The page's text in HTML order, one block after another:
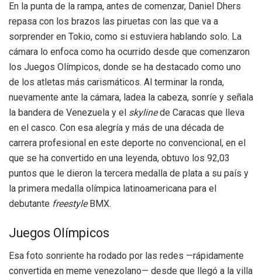
En la punta de la rampa, antes de comenzar, Daniel Dhers
repasa con los brazos las piruetas con las que va a
sorprender en Tokio, como si estuviera hablando solo. La
cámara lo enfoca como ha ocurrido desde que comenzaron
los Juegos Olímpicos, donde se ha destacado como uno
de los atletas más carismáticos. Al terminar la ronda,
nuevamente ante la cámara, ladea la cabeza, sonríe y señala
la bandera de Venezuela y el skylinede Caracas que lleva
en el casco. Con esa alegría y más de una década de
carrera profesional en este deporte no convencional, en el
que se ha convertido en una leyenda, obtuvo los 92,03
puntos que le dieron la tercera medalla de plata a su país y
la primera medalla olímpica latinoamericana para el
debutante freestyle BMX.
Juegos Olímpicos
Esa foto sonriente ha rodado por las redes —rápidamente
convertida en meme venezolano— desde que llegó a la villa